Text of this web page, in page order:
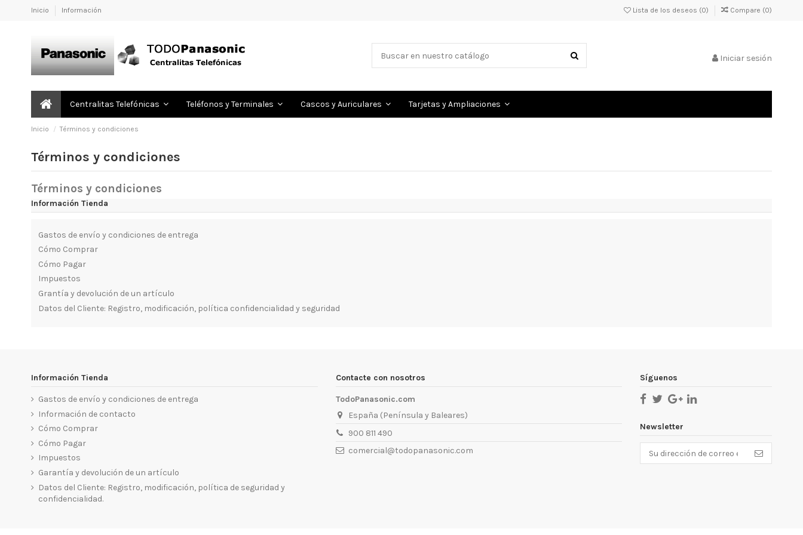
Inicio Información Lista de los deseos (0) Compare (0)
Iniciar sesión
Centralitas Telefónicas Teléfonos y Terminales Cascos y Auriculares Tarjetas y Ampliaciones
Inicio Términos y condiciones
Términos y condiciones
Términos y condiciones
Información Tienda
Gastos de envío y condiciones de entrega
Cómo Comprar
Cómo Pagar
Impuestos
Grantía y devolución de un artículo
Datos del Cliente: Registro, modificación, política confidencialidad y seguridad
Información Tienda
Gastos de envío y condiciones de entrega
Información de contacto
Cómo Comprar
Cómo Pagar
Impuestos
Garantía y devolución de un artículo
Datos del Cliente: Registro, modificación, política de seguridad y
confidencialidad.
Contacte con nosotros
TodoPanasonic.com
España (Península y Baleares)
900 811 490
comercial@todopanasonic.com
Síguenos
Newsletter